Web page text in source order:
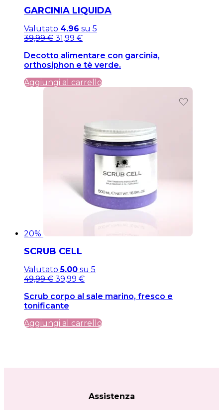
GARCINIA LIQUIDA
Valutato 4.96 su 5
Il
originale
era:
39,99 €.
39,99€Il
attuale
è:
39,99 €.
31,99 €
Decotto alimentare con garcinia,
orthosiphon e tè verde.
Aggiungi al carrello
20%
SCRUB CELL
Valutato5.00 su 5
Il
originale
era:
49,99€Il
attuale
è:
39,99 €
Scrub corpo al sale marino, fresco e
tonificante
Aggiungi al carrello
Assistenza